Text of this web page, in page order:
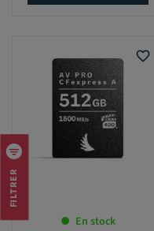
FILTRER
favorite_border
En stock